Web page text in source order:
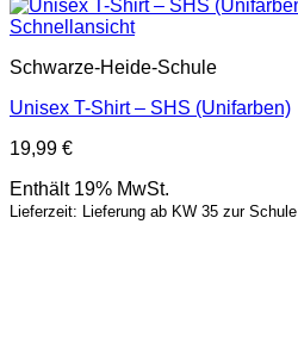
Schnellansicht
Schwarze-Heide-Schule
Unisex T-Shirt – SHS (Unifarben)
19,99 €
Enthält 19% MwSt.
Lieferzeit: Lieferung ab KW 35 zur Schule